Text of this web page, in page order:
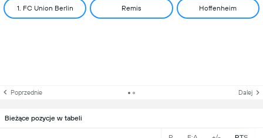
1. FC Union Berlin Remis Hoffenheim
Poprzednie Dalej
Bieżące pozycje w tabeli